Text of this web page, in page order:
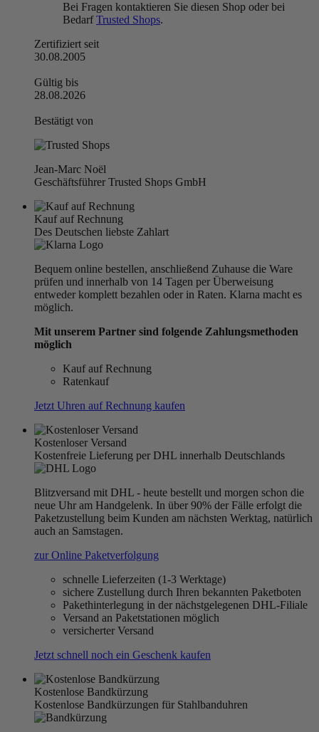
Bei Fragen kontaktieren Sie diesen Shop oder bei
BedarfTrusted Shops.
Zertifiziert seit
30.08.2005
Gültig bis
28.08.2026
Bestätigt von
Jean-Marc Noël
Geschäftsführer Trusted Shops GmbH
Kauf auf Rechnung
Des Deutschen liebste Zahlart
Bequem online bestellen, anschließend Zuhause die Ware
prüfen und innerhalb von 14 Tagen per Überweisung
entweder komplett bezahlen oder in Raten. Klarna macht es
möglich.
Mit unserem Partner sind folgende Zahlungsmethoden
möglich
Kauf auf Rechnung
Ratenkauf
Jetzt Uhren auf Rechnung kaufen
Kostenloser Versand
Kostenfreie Lieferung per DHL innerhalb Deutschlands
Blitzversand mit DHL - heute bestellt und morgen schon die
neue Uhr am Handgelenk. In über 90% der Fälle erfolgt die
Paketzustellung beim Kunden am nächsten Werktag, natürlich
auch an Samstagen.
zur Online Paketverfolgung
schnelle Lieferzeiten (1-3 Werktage)
sichere Zustellung durch Ihren bekannten Paketboten
Pakethinterlegung in der nächstgelegenen DHL-Filiale
Versand an Paketstationen möglich
versicherter Versand
Jetzt schnell noch ein Geschenk kaufen
Kostenlose Bandkürzung
Kostenlose Bandkürzungen für Stahlbanduhren